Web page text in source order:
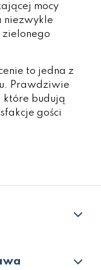
mocy
niezwykle
zielonego
to jedna z
Prawdziwie
które budują
gości